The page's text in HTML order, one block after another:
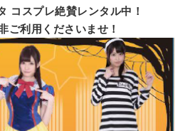
コスプレ絶賛レンタル中！
ご利用くださいませ！